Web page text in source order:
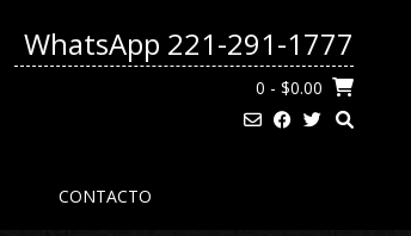
WhatsApp 221-291-1777
0 - $0.00
CONTACTO